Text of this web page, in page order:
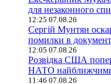
для незаконного
12:25 07.08.26
Сергій Мунтян
помилки в
12:05 07.08.26
Розвідка США
НАТО
11:46 07.08.26